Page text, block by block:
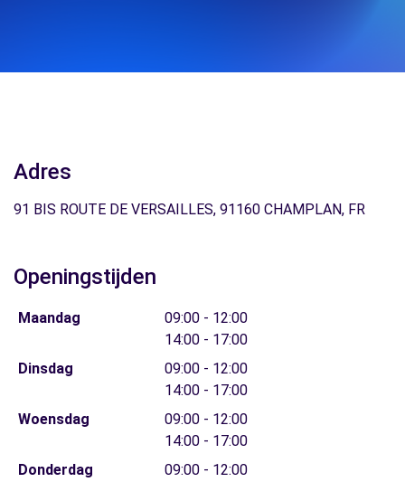
Adres
91 BIS ROUTE DE VERSAILLES, 91160 CHAMPLAN, FR
Openingstijden
Maandag
09:00 - 12:00
14:00 - 17:00
Dinsdag
09:00 - 12:00
14:00 - 17:00
Woensdag
09:00 - 12:00
14:00 - 17:00
Donderdag
09:00 - 12:00